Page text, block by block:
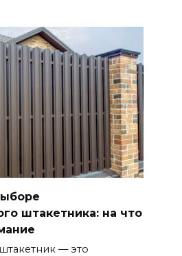
штакетника: на что
— это